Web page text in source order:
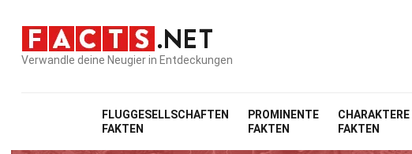
Verwandle deine Neugier in Entdeckungen
FLUGGESELLSCHAFTEN
FAKTEN
PROMINENTE
FAKTEN
CHARAKTERE
FAKTEN